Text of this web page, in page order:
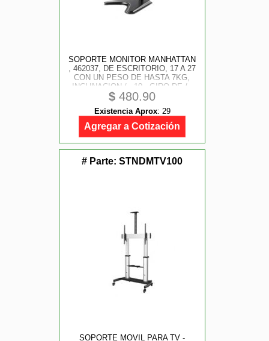
SOPORTE MONITOR MANHATTAN
, 462037, DE ESCRITORIO, 17 A 27
CON UN PESO DE HASTA 7KG,
INCLINACION / - 10 , GIRO DE / -
45 , ROTACION DE / - 90 , ALTURA
AJUSTABLE
$ 480.90
Existencia Aprox: 29
Agregar a Cotización
# Parte: STNDMTV100
SOPORTE MOVIL PARA TV -